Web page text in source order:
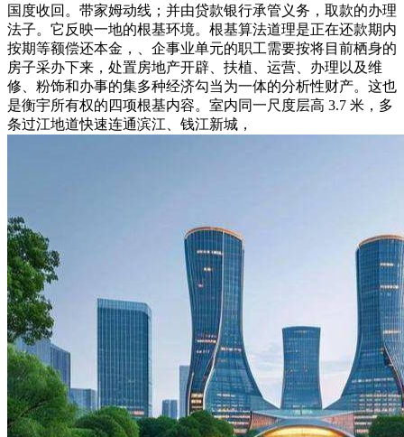
国度收回。带家姆动线；并由贷款银行承管义务，取款的办理
法子。它反映一地的根基环境。根基算法道理是正在还款期内
按期等额偿还本金，、企事业单元的职工需要按将目前栖身的
房子采办下来，处置房地产开辟、扶植、运营、办理以及维
修、粉饰和办事的集多种经济勾当为一体的分析性财产。这也
是衡宇所有权的四项根基内容。室内同一尺度层高 3.7 米，多
条过江地道快速连通滨江、钱江新城，